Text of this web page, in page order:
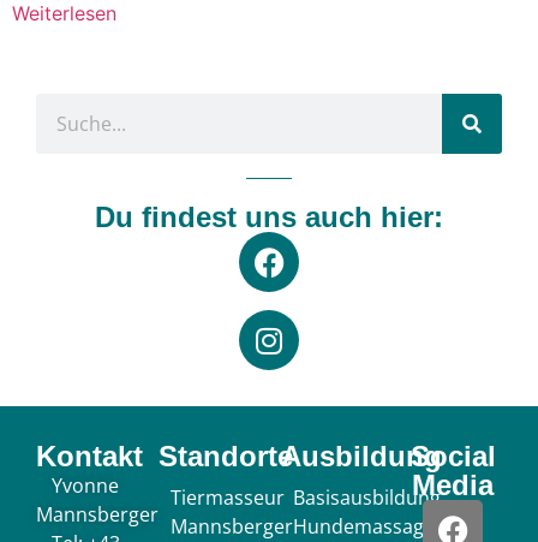
Weiterlesen
Du findest uns auch hier:
Kontakt
Yvonne
Mannsberger
Standorte
Tiermasseur
Mannsberger
Ausbildung
Basisausbildung
Hundemassage
Social
Media